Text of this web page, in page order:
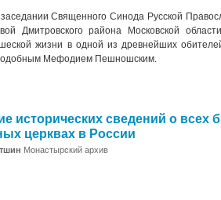
заседании Священного Синода Русской
Дмитровского района Московской
жизни в одной из древнейших
Мефодием Пешношским.
исторических сведений о
церквах в России
Монастырский архив